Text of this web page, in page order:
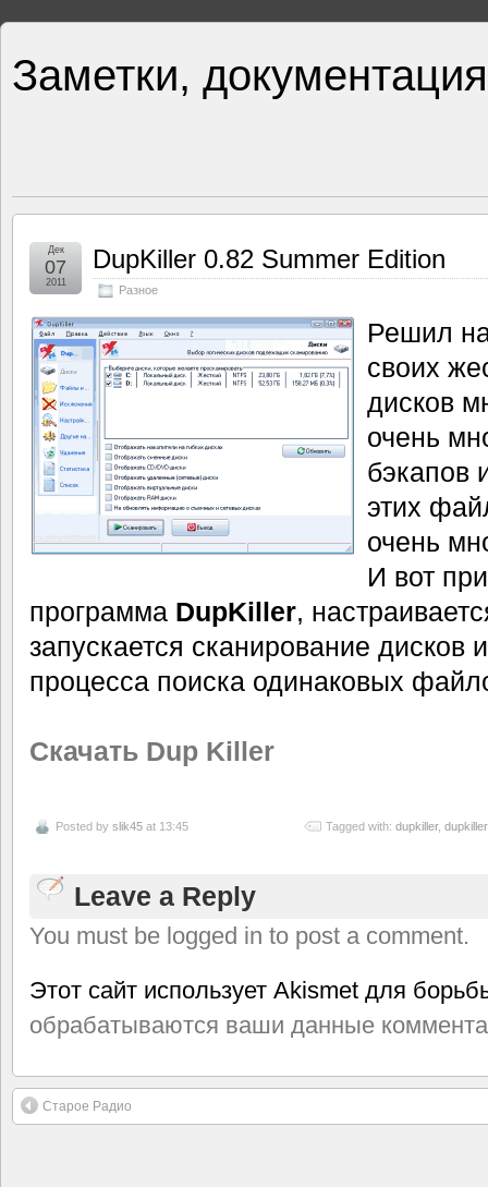
Заметки,
DupKiller 0.82 Summer Edition
Разное
Дек
07
2011
Решил
своих
дисков
очень
бэкапов
этих
очень
И вот
программа DupKiller,
запускается сканирование
процесса поиска одинаковых
Скачать Dup Killer
Posted by slik45 at 13:45 Tagged with: dupkiller,
Leave a Reply
You must be logged in to post a comment.
Этот сайт использует Akismet для
обрабатываются ваши данные
Старое Радио